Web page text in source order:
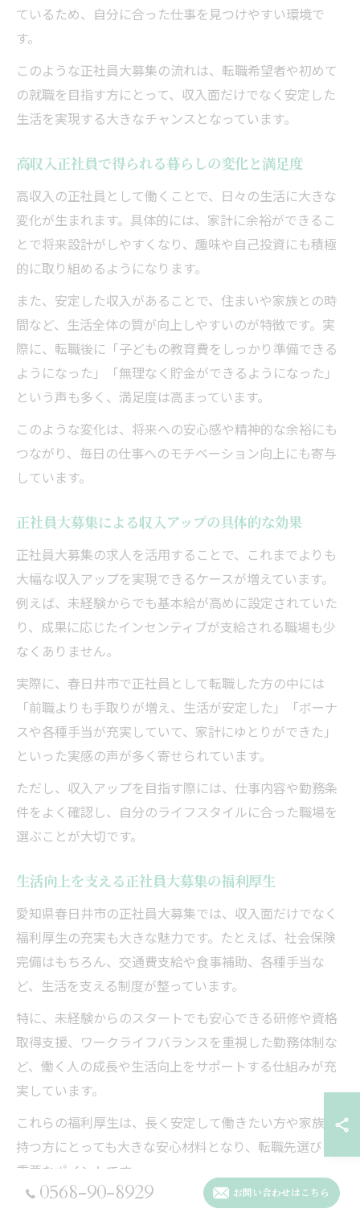
ているため、自分に合った仕事を見つけやすい環境で
す。
このような正社員大募集の流れは、転職希望者や初めて
の就職を目指す方にとって、収入面だけでなく安定した
生活を実現する大きなチャンスとなっています。
高収入正社員で得られる暮らしの変化と満足度
高収入の正社員として働くことで、日々の生活に大きな
変化が生まれます。具体的には、家計に余裕ができるこ
とで将来設計がしやすくなり、趣味や自己投資にも積極
的に取り組めるようになります。
また、安定した収入があることで、住まいや家族との時
間など、生活全体の質が向上しやすいのが特徴です。実
際に、転職後に「子どもの教育費をしっかり準備できる
ようになった」「無理なく貯金ができるようになった」
という声も多く、満足度は高まっています。
このような変化は、将来への安心感や精神的な余裕にも
つながり、毎日の仕事へのモチベーション向上にも寄与
しています。
正社員大募集による収入アップの具体的な効果
正社員大募集の求人を活用することで、これまでよりも
大幅な収入アップを実現できるケースが増えています。
例えば、未経験からでも基本給が高めに設定されていた
り、成果に応じたインセンティブが支給される職場も少
なくありません。
実際に、春日井市で正社員として転職した方の中には
「前職よりも手取りが増え、生活が安定した」「ボーナ
スや各種手当が充実していて、家計にゆとりができた」
といった実感の声が多く寄せられています。
ただし、収入アップを目指す際には、仕事内容や勤務条
件をよく確認し、自分のライフスタイルに合った職場を
選ぶことが大切です。
生活向上を支える正社員大募集の福利厚生
愛知県春日井市の正社員大募集では、収入面だけでなく
福利厚生の充実も大きな魅力です。たとえば、社会保険
完備はもちろん、交通費支給や食事補助、各種手当な
ど、生活を支える制度が整っています。
特に、未経験からのスタートでも安心できる研修や資格
取得支援、ワークライフバランスを重視した勤務体制な
ど、働く人の成長や生活向上をサポートする仕組みが充
実しています。
これらの福利厚生は、長く安定して働きたい方や家族を
持つ方にとっても大きな安心材料となり、転職先選びの
重要なポイントです。
0568-90-8929 お問い合わせはこちら